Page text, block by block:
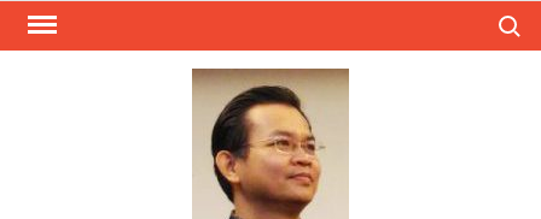
Skip